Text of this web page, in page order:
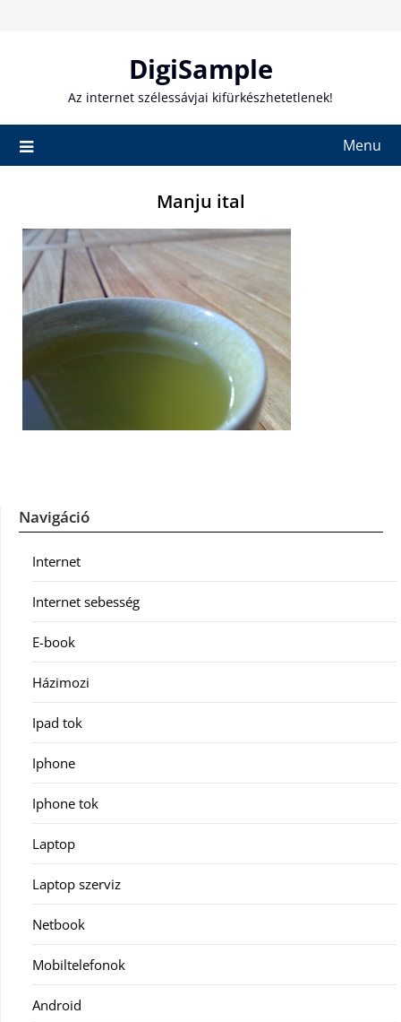
DigiSample
Az internet szélessávjai kifürkészhetetlenek!
Menu
Manju ital
Navigáció
Internet
Internet sebesség
E-book
Házimozi
Ipad tok
Iphone
Iphone tok
Laptop
Laptop szerviz
Netbook
Mobiltelefonok
Android